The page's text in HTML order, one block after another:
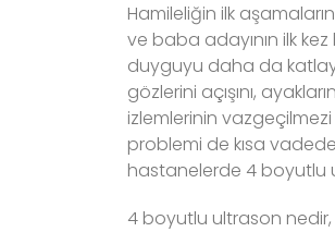
Hamileliğin ilk
ve baba adayının ilk
duyguyu daha da
gözlerini açışını,
izlemlerinin
problemi de kısa
hastanelerde 4 boyutlu
4 boyutlu ultrason